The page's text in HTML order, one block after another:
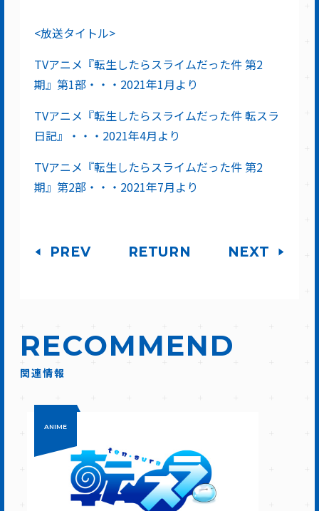
<放送タイトル>
TVアニメ『転生したらスライムだった件 第2
期』第1部・・・2021年1月より
TVアニメ『転生したらスライムだった件 転スラ
日記』・・・2021年4月より
TVアニメ『転生したらスライムだった件 第2
期』第2部・・・2021年7月より
PREV RETURN NEXT
RECOMMEND
関連情報
ANIME